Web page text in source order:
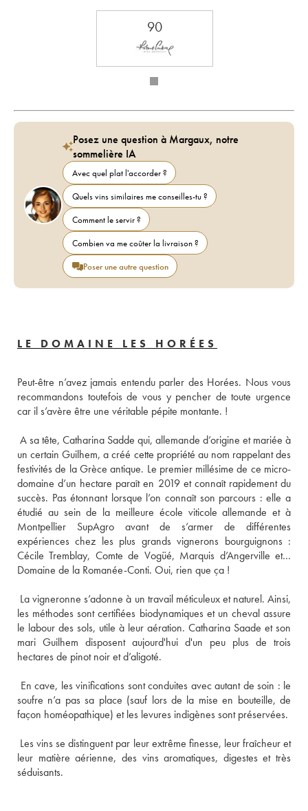
90
Posez une question à Margaux, notre
sommelière IA
Avec quel plat l'accorder ?
Quels vins similaires me conseilles-tu ?
Comment le servir ?
Combien va me coûter la livraison ?
Poser une autre question
LE DOMAINE LES HORÉES
Peut-être n’avez jamais entendu parler des Horées. Nous vous
recommandons toutefois de vous y pencher de toute urgence
A sa tête, Catharina Sadde qui, allemande d’origine et mariée à
un certain Guilhem, a créé cette propriété au nom rappelant des
festivités de la Grèce antique. Le premier millésime de ce micro-
domaine d’un hectare paraît en 2019 et connaît rapidement du
succès. Pas étonnant lorsque l’on connaît son parcours : elle a
étudié au sein de la meilleure école viticole allemande et à
Montpellier SupAgro avant de s’armer de différentes
expériences chez les plus grands vignerons bourguignons :
Cécile Tremblay, Comte de Vogüé, Marquis d’Angerville et…
La vigneronne s’adonne à un travail méticuleux et naturel. Ainsi,
les méthodes sont certifiées biodynamiques et un cheval assure
le labour des sols, utile à leur aération. Catharina Saade et son
mari Guilhem disposent aujourd'hui d'un peu plus de trois
En cave, les vinifications sont conduites avec autant de soin : le
soufre n’a pas sa place (sauf lors de la mise en bouteille, de
Les vins se distinguent par leur extrême finesse, leur fraîcheur et
leur matière aérienne, des vins aromatiques, digestes et très
séduisants.